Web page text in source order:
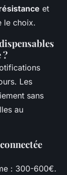
et
le choix.
?
Les
sans
au
: 300-600€.